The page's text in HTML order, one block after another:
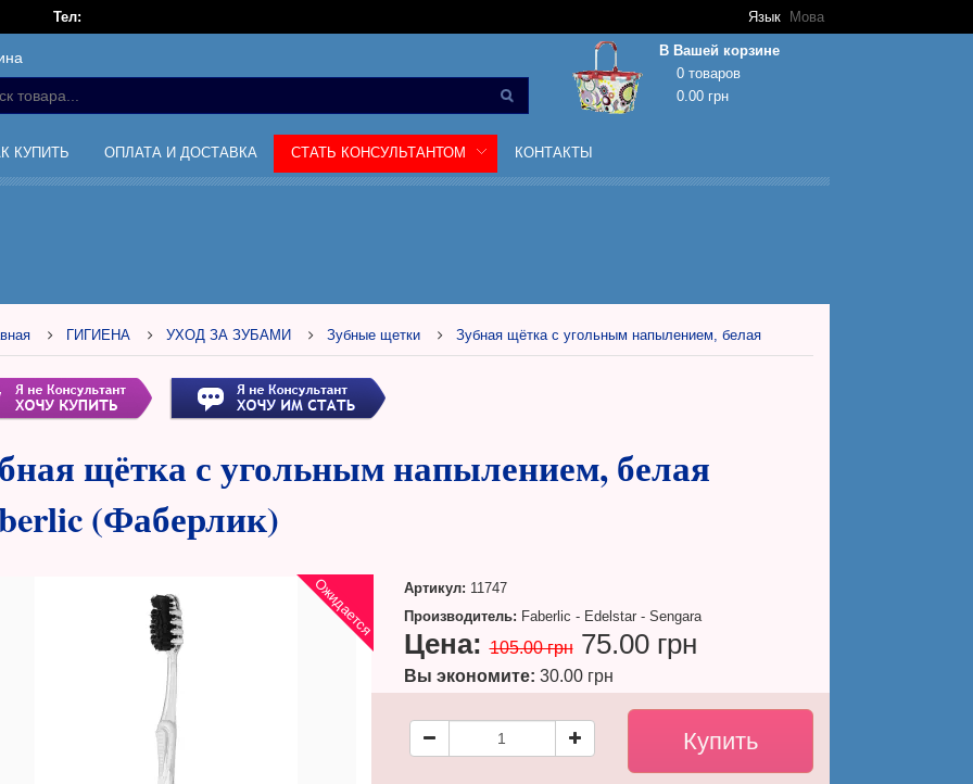
Язык Мова
Тел:
В Вашей корзине
0 товаров
0.00 грн
Корзина покупок пуста!
КУПИТЬ ОПЛАТА И ДОСТАВКА СТАТЬ КОНСУЛЬТАНТОМ КОНТАКТЫ
ГИГИЕНА УХОД ЗА ЗУБАМИ Зубные щетки Зубная щётка с угольным напылением, белая
щётка с угольным напылением, белая
(Фаберлик)
Ожидается Артикул: 11747
Производитель: Faberlic - Edelstar - Sengara
Цена: 105.00 грн 75.00 грн
Вы экономите: 30.00 грн